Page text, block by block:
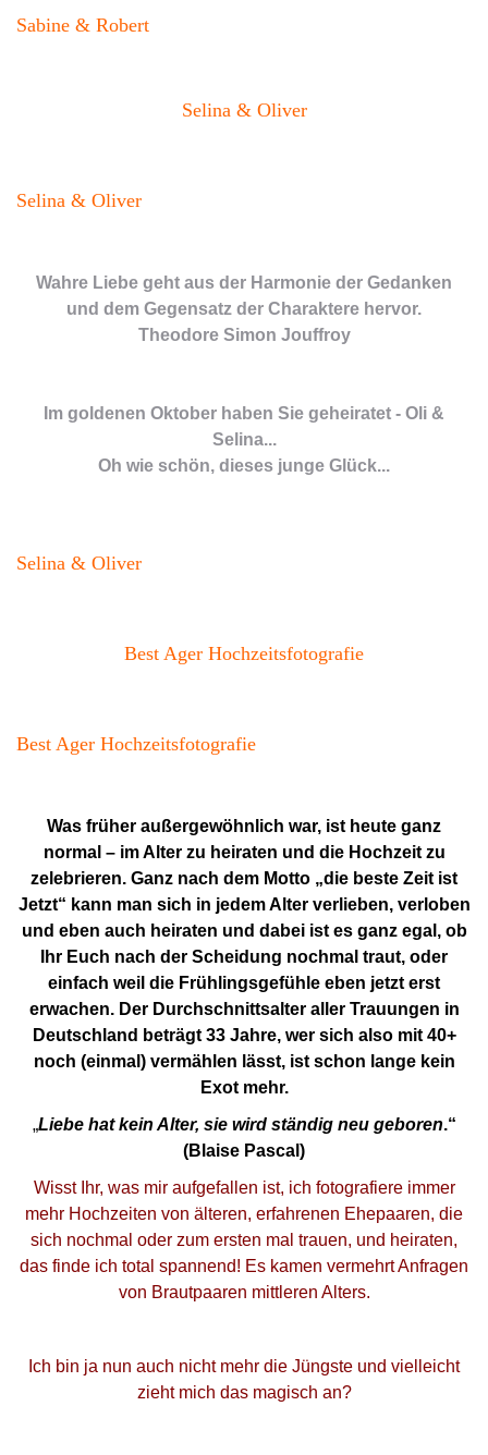
Sabine & Robert
Selina & Oliver
Selina & Oliver
Wahre Liebe geht aus der Harmonie der Gedanken
und dem Gegensatz der Charaktere hervor.
Theodore Simon Jouffroy
Im goldenen Oktober haben Sie geheiratet - Oli &
Selina...
Oh wie schön, dieses junge Glück...
Selina & Oliver
Best Ager Hochzeitsfotografie
Best Ager Hochzeitsfotografie
Was früher außergewöhnlich war, ist heute ganz
normal – im Alter zu heiraten und die Hochzeit zu
zelebrieren. Ganz nach dem Motto „die beste Zeit ist
Jetzt“ kann man sich in jedem Alter verlieben, verloben
und eben auch heiraten und dabei ist es ganz egal, ob
Ihr Euch nach der Scheidung nochmal traut, oder
einfach weil die Frühlingsgefühle eben jetzt erst
erwachen. Der Durchschnittsalter aller Trauungen in
Deutschland beträgt 33 Jahre, wer sich also mit 40+
noch (einmal) vermählen lässt, ist schon lange kein
Exot mehr.
„Liebe hat kein Alter, sie wird ständig neu geboren.“
(Blaise Pascal)
Wisst Ihr, was mir aufgefallen ist, ich fotografiere immer
mehr Hochzeiten von älteren, erfahrenen Ehepaaren, die
sich nochmal oder zum ersten mal trauen, und heiraten,
das finde ich total spannend! Es kamen vermehrt Anfragen
von Brautpaaren mittleren Alters.
Ich bin ja nun auch nicht mehr die Jüngste und vielleicht
zieht mich das magisch an?